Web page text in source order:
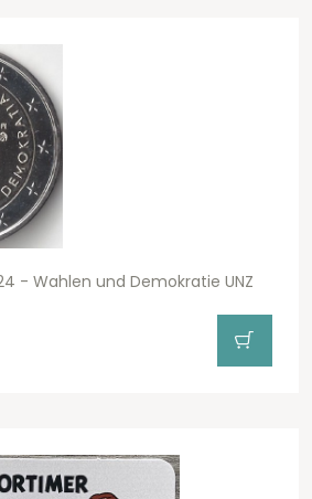
- Wahlen und Demokratie UNZ